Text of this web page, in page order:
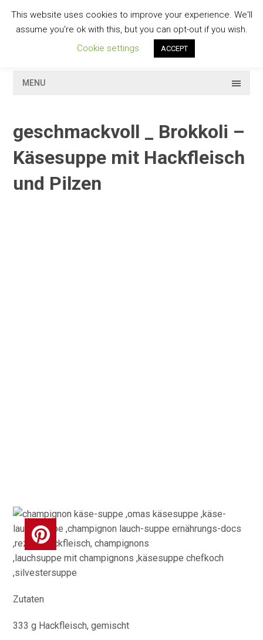
contentGESCHMACKVOLL
MENU
geschmackvoll _ Brokkoli –
Käsesuppe mit Hackfleisch
und Pilzen
Zutaten
333 g Hackfleisch, gemischt
This website uses cookies to improve your experience. We'll
assume you're ok with this, but you can opt-out if you wish.
Cookie settings
ACCEPT